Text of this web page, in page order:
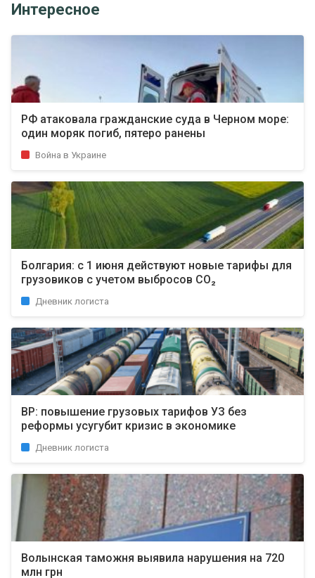
Интересное
РФ атаковала гражданские суда в Черном море:
один моряк погиб, пятеро ранены
Война в Украине
Болгария: с 1 июня действуют новые тарифы для
грузовиков с учетом выбросов CO₂
Дневник логиста
ВР: повышение грузовых тарифов УЗ без
реформы усугубит кризис в экономике
Дневник логиста
Волынская таможня выявила нарушения на 720
млн грн